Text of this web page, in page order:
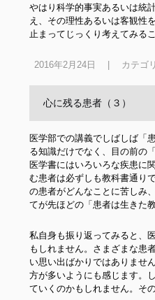
やはり科学的事実あるいは統
え、その理性あるいは客観性
止まってじっくり考えてみる
2016年2月24日 カテゴ
心に残る患者（３）
医学部での講義でしばしば「
る知識だけでなく、目の前の
医学書にはいろいろな疾患に
む患者は必ずしも教科書通り
の患者がどんなことに苦しみ
てが先ほどの「患者は生きた
私自身も振り返ってみると、
もしれません。さまざまな患
い思い出ばかりではありませ
方が多いようにも感じます。
ていくのかもしれません。そ